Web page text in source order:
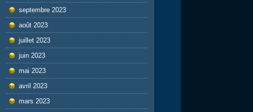
septembre 2023
août 2023
juillet 2023
juin 2023
mai 2023
avril 2023
mars 2023